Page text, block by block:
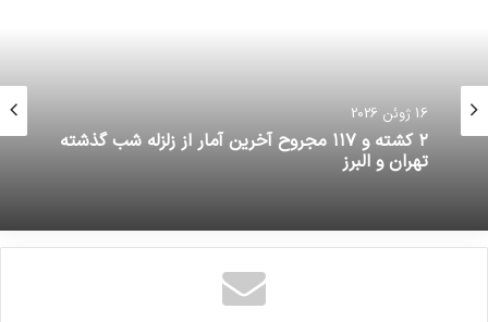
16 ژوئن 2026
16 ژوئن 2026
۲ کشته و ۱۱۷ مجروح آخرین آمار از زلزله شب گذشته
تهران و البرز